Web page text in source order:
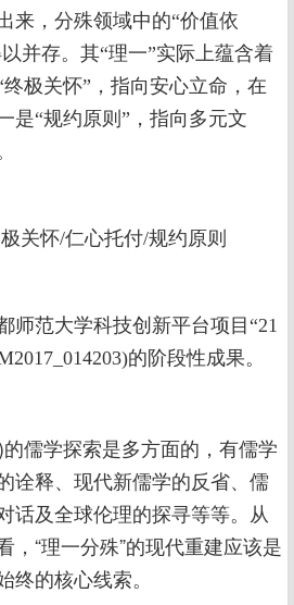
来，分殊领域中的“价值依
并存。其“理一”实际上蕴含着
极关怀”，指向安心立命，在
是“规约原则”，指向多元文
关怀/仁心托付/规约原则
师范大学科技创新平台项目“21
的阶段性成果。
儒学探索是多方面的，有儒学
诠释、现代新儒学的反省、儒
话及全球伦理的探寻等等。从
，“理一分殊”的现代重建应该是
的核心线索。